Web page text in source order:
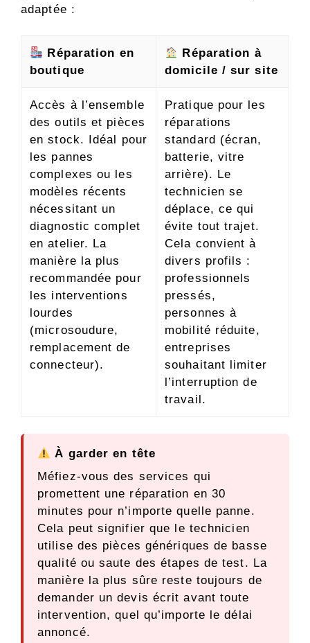
adaptée :
Réparation en
boutique
Réparation à
domicile / sur site
Accès à l’ensemble
des outils et pièces
en stock. Idéal pour
les pannes
complexes ou les
modèles récents
nécessitant un
diagnostic complet
en atelier. La
manière la plus
recommandée pour
les interventions
lourdes
(microsoudure,
remplacement de
connecteur).
Pratique pour les
réparations
standard (écran,
batterie, vitre
arrière). Le
technicien se
déplace, ce qui
évite tout trajet.
Cela convient à
divers profils :
professionnels
pressés,
personnes à
mobilité réduite,
entreprises
souhaitant limiter
l’interruption de
travail.
À garder en tête
Méfiez-vous des services qui
promettent une réparation en 30
minutes pour n’importe quelle panne.
Cela peut signifier que le technicien
utilise des pièces génériques de basse
qualité ou saute des étapes de test. La
manière la plus sûre reste toujours de
demander un devis écrit avant toute
intervention, quel qu’importe le délai
annoncé.